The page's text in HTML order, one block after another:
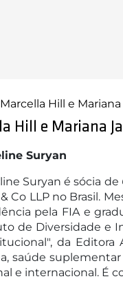
Hill e
Hill e Mariana
Suryan
Suryan é sócia de
Co LLP no Brasil.
pela FIA e
de Diversidade e
da Editora
saúde
e internacional. É